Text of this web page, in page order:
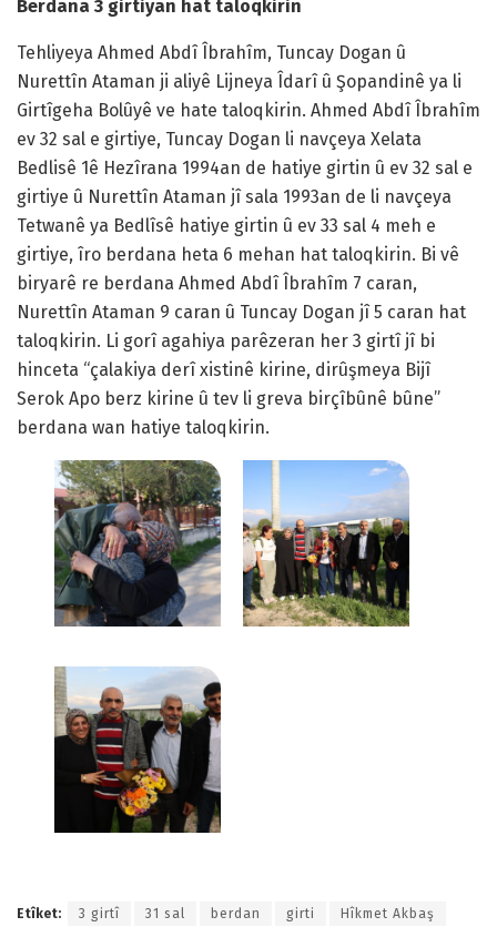
Berdana 3 girtiyan hat taloqkirin
Tehliyeya Ahmed Abdî Îbrahîm, Tuncay Dogan û
Nurettîn Ataman ji aliyê Lijneya Îdarî û Şopandinê ya li
Girtîgeha Bolûyê ve hate taloqkirin. Ahmed Abdî Îbrahîm
ev 32 sal e girtiye, Tuncay Dogan li navçeya Xelata
Bedlisê 1ê Hezîrana 1994an de hatiye girtin û ev 32 sal e
girtiye û Nurettîn Ataman jî sala 1993an de li navçeya
Tetwanê ya Bedlîsê hatiye girtin û ev 33 sal 4 meh e
girtiye, îro berdana heta 6 mehan hat taloqkirin. Bi vê
biryarê re berdana Ahmed Abdî Îbrahîm 7 caran,
Nurettîn Ataman 9 caran û Tuncay Dogan jî 5 caran hat
taloqkirin. Li gorî agahiya parêzeran her 3 girtî jî bi
hinceta “çalakiya derî xistinê kirine, dirûşmeya Bijî
Serok Apo berz kirine û tev li greva birçîbûnê bûne”
berdana wan hatiye taloqkirin.
Etîket: 3 girtî 31 sal berdan girti Hîkmet Akbaş